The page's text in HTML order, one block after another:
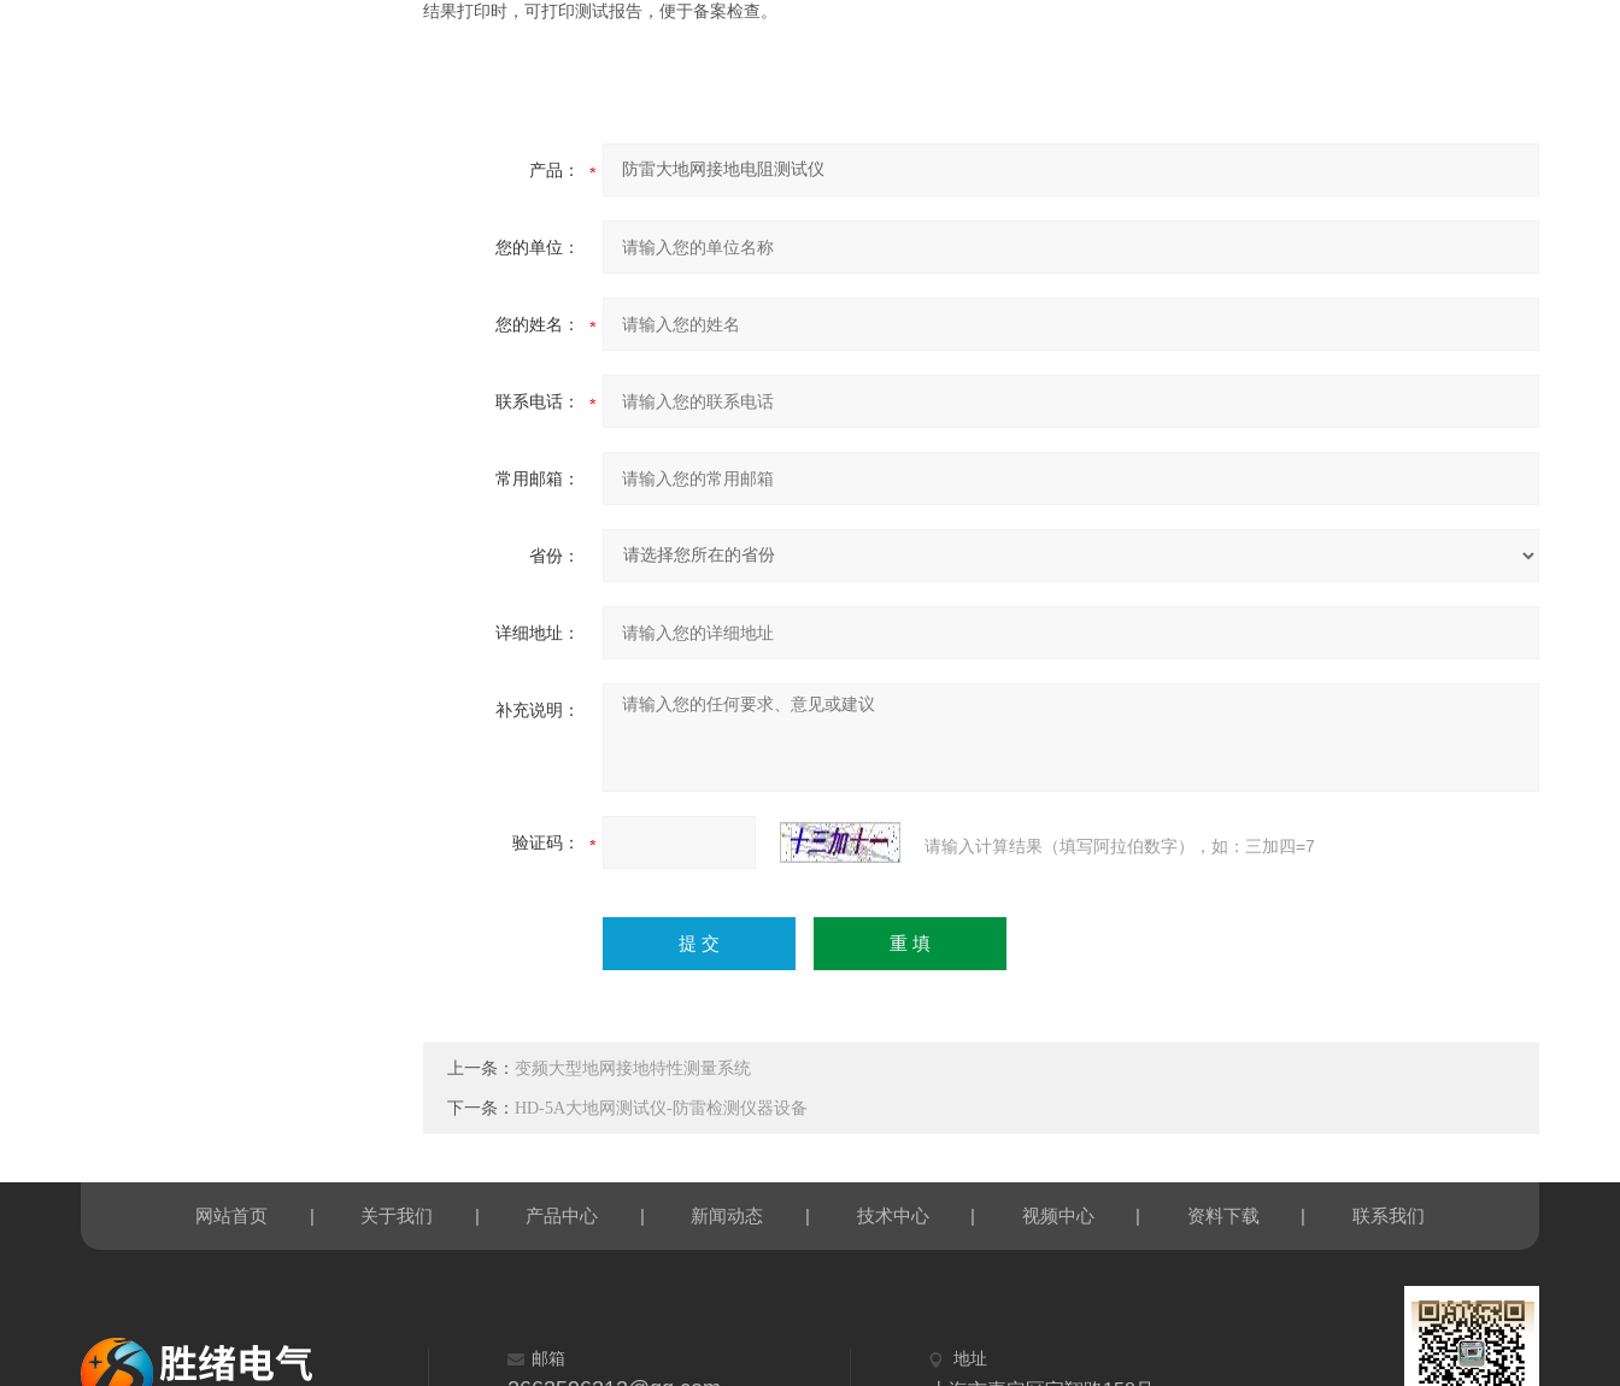
结果打印时，可打印测试报告，便于备案检查。
产品：
您的单位：
您的姓名：
联系电话：
常用邮箱：
省份：
详细地址：
补充说明：
验证码： 请输入计算结果（填写阿拉伯数字），如：三加四=7
上一条：变频大型地网接地特性测量系统
下一条： HD-5A大地网测试仪-防雷检测仪器设备
网站首页 | 关于我们 | 产品中心 | 新闻动态 | 技术中心 | 视频中心 | 资料下载 | 联系我们
邮箱 地址